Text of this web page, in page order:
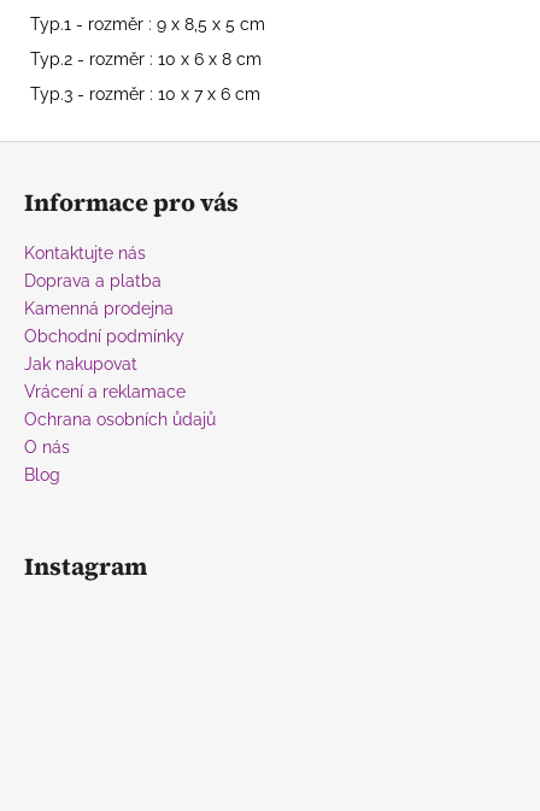
Typ.1 - rozměr : 9 x 8,5 x 5 cm
Typ.2 - rozměr : 10 x 6 x 8 cm
Typ.3 - rozměr : 10 x 7 x 6 cm
Z
Informace pro vás
Kontaktujte nás
Doprava a platba
Kamenná prodejna
Obchodní podmínky
Jak nakupovat
Vrácení a reklamace
Ochrana osobních ůdajů
O nás
Blog
Instagram